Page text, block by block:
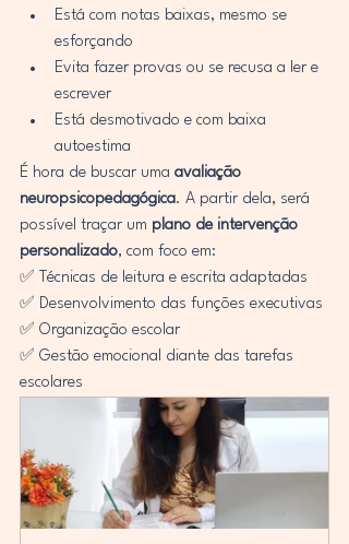
Está com notas baixas, mesmo se
esforçando
Evita fazer provas ou se recusa a ler e
escrever
Está desmotivado e com baixa
autoestima
É hora de buscar uma avaliação
neuropsicopedagógica. A partir dela, será
possível traçar um plano de intervenção
personalizado, com foco em:
✅ Técnicas de leitura e escrita adaptadas
✅ Desenvolvimento das funções executivas
✅ Organização escolar
✅ Gestão emocional diante das tarefas
escolares